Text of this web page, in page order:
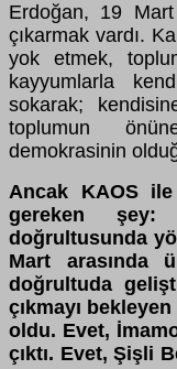
Erdoğan, 19 Mart
çıkarmak vardı.
yok etmek,
kayyumlarla
sokarak;
toplumun
demokrasinin
Ancak KAOS ile
gereken şey:
doğrultusunda
Mart arasında
doğrultuda
çıkmayı
oldu. Evet,
çıktı. Evet, Şişli